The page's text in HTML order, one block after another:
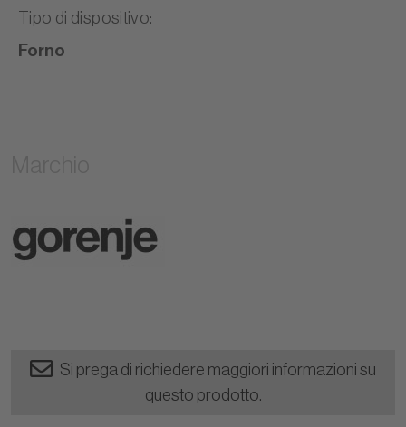
Tipo di dispositivo:
Forno
Si prega di richiedere maggiori informazioni su
questo prodotto.